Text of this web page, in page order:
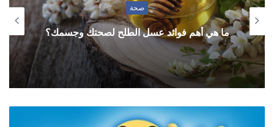
صحة
ما هي أهم فوائد عسل الطلح لصحتك وجسمك؟